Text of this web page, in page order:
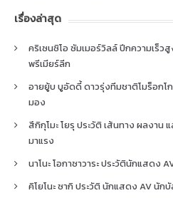
เรื่องล่าสุด
คริเซนซิโอ ซัมเมอร์วิลล์ ปีกความเร็
พรีเมียร์ลีก
อายยู้บ บูอัดดี้ ดาวรุ่งทีมชาติโมร็อกโ
มอง
สึกิกุโมะ โยรุ ประวัติ เส้นทาง ผลงาน
มาแรง
นาโนะ โอกาซาวาระ ประวัตินักแสดง
คิโยโนะ ซากิ ประวัติ นักแสดง AV นั